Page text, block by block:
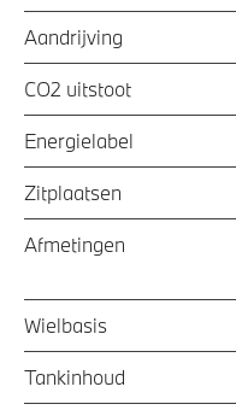
Aandrijving
CO2 uitstoot
Energielabel
Zitplaatsen
Afmetingen
Wielbasis
Tankinhoud